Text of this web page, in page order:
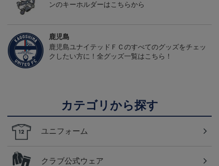
ンのキーホルダーはこちらから
鹿児島
鹿児島ユナイテッドＦＣのすべてのグッズをチェッ
クしたい方に！全グッズ一覧はこちら！
カテゴリから探す
ユニフォーム
クラブ公式ウェア